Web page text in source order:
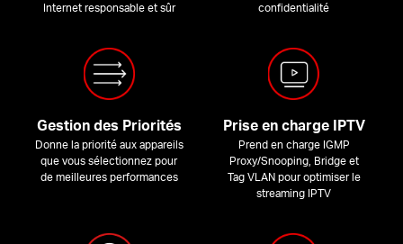
Internet responsable et sûr
confidentialité
Gestion des Priorités
Donne la priorité aux appareils
que vous sélectionnez pour
de meilleures performances
Prise en charge IPTV
Prend en charge IGMP
Proxy/Snooping, Bridge et
Tag VLAN pour optimiser le
streaming IPTV